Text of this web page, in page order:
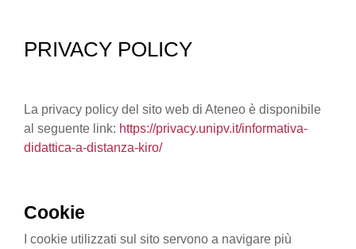
PRIVACY POLICY
La privacy policy del sito web di Ateneo è disponibile
al seguente link: https://privacy.unipv.it/informativa-
didattica-a-distanza-kiro/
Cookie
I cookie utilizzati sul sito servono a navigare più